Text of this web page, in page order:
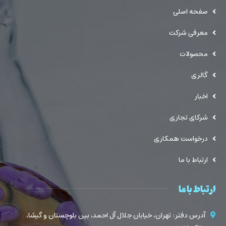
صفحه اصلی
معرفی شرکت
محصولات
گالری
اخبار
شرکای تجاری
درخواست همکاری
ارتباط با ما
ارتباط با ما
آدرس دفتر : تهران، خیابان جلال آل احمد، بین بلوچستان و گیشا،